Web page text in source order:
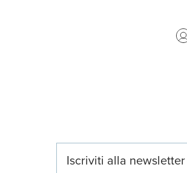
Iscriviti alla newsletter